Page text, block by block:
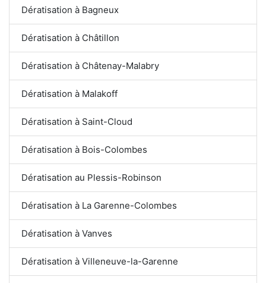
Dératisation à Bagneux
Dératisation à Châtillon
Dératisation à Châtenay-Malabry
Dératisation à Malakoff
Dératisation à Saint-Cloud
Dératisation à Bois-Colombes
Dératisation au Plessis-Robinson
Dératisation à La Garenne-Colombes
Dératisation à Vanves
Dératisation à Villeneuve-la-Garenne